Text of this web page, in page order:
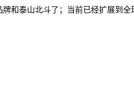
和泰山北斗了；当前已经扩展到